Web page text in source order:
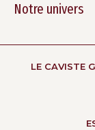
Notre univers
LE CAVISTE